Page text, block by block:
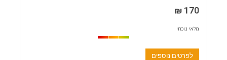
170 ₪
מלאי נוכחי
לפרטים נוספים